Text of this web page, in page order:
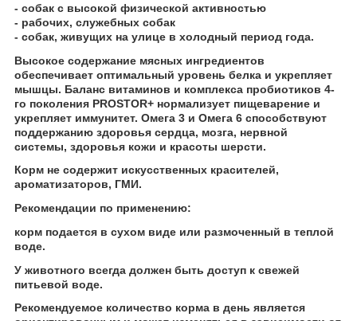
- собак с высокой физической активностью
- рабочих, служебных собак
- собак, живущих на улице в холодный период года.
Высокое содержание мясных ингредиентов
обеспечивает оптимальный уровень белка и укрепляет
мышцы. Баланс витаминов и комплекса пробиотиков 4-
го поколения PROSTOR+ нормализует пищеварение и
укрепляет иммунитет. Омега 3 и Омега 6 способствуют
поддержанию здоровья сердца, мозга, нервной
системы, здоровья кожи и красоты шерсти.
Корм не содержит искусственных красителей,
ароматизаторов, ГМИ.
Рекомендации по применению:
корм подается в сухом виде или размоченный в теплой
воде.
У животного всегда должен быть доступ к свежей
питьевой воде.
Рекомендуемое количество корма в день является